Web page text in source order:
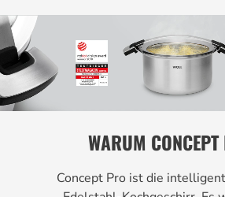
WARUM
Concept Pro ist die